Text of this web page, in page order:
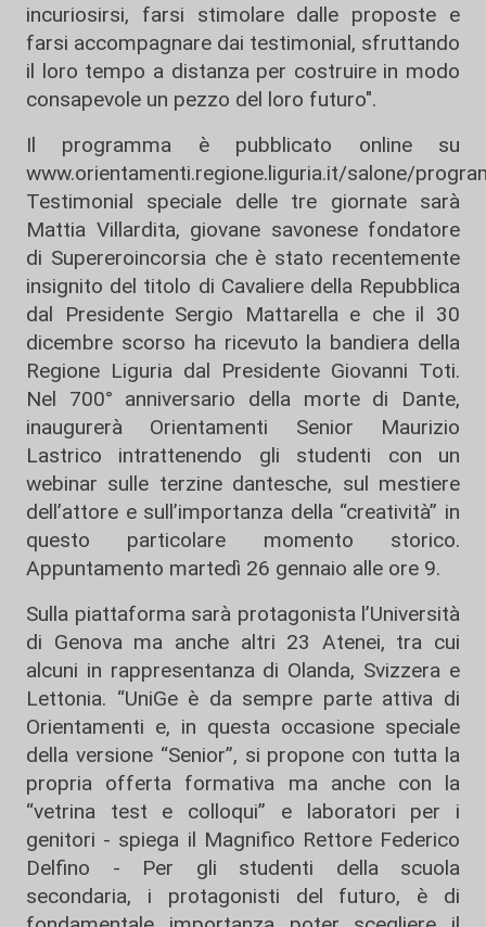
incuriosirsi, farsi stimolare dalle proposte e
farsi accompagnare dai testimonial, sfruttando
il loro tempo a distanza per costruire in modo
consapevole un pezzo del loro futuro".
Il programma è pubblicato online su
www.orientamenti.regione.liguria.it/salone/
Testimonial speciale delle tre giornate sarà
Mattia Villardita, giovane savonese fondatore
di Supereroincorsia che è stato recentemente
insignito del titolo di Cavaliere della Repubblica
dal Presidente Sergio Mattarella e che il 30
dicembre scorso ha ricevuto la bandiera della
Regione Liguria dal Presidente Giovanni Toti.
Nel 700° anniversario della morte di Dante,
inaugurerà Orientamenti Senior Maurizio
Lastrico intrattenendo gli studenti con un
webinar sulle terzine dantesche, sul mestiere
dell’attore e sull’importanza della “creatività” in
questo particolare momento storico.
Appuntamento martedì 26 gennaio alle ore 9.
Sulla piattaforma sarà protagonista l’Università
di Genova ma anche altri 23 Atenei, tra cui
alcuni in rappresentanza di Olanda, Svizzera e
Lettonia. “UniGe è da sempre parte attiva di
Orientamenti e, in questa occasione speciale
della versione “Senior”, si propone con tutta la
propria offerta formativa ma anche con la
“vetrina test e colloqui” e laboratori per i
genitori - spiega il Magnifico Rettore Federico
Delfino - Per gli studenti della scuola
secondaria, i protagonisti del futuro, è di